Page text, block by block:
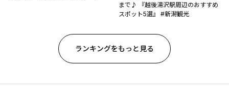
まで♪ 『越後湯沢駅周辺のおすすめ
スポット5選』 #新潟観光
ランキングをもっと見る